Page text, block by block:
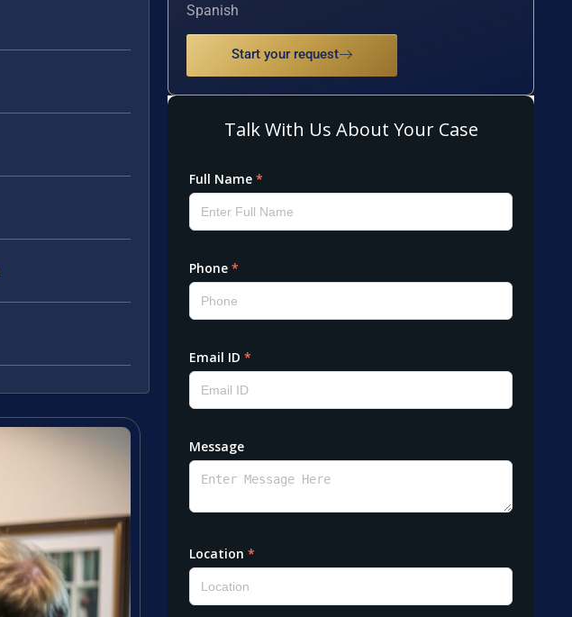
Spanish
Start your request